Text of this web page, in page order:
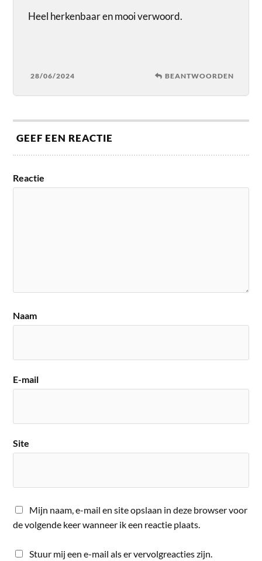
Heel herkenbaar en mooi verwoord.
28/06/2024 BEANTWOORDEN
GEEF EEN REACTIE
Reactie
Naam
E-mail
Site
Mijn naam, e-mail en site opslaan in deze browser voor
de volgende keer wanneer ik een reactie plaats.
Stuur mij een e-mail als er vervolgreacties zijn.